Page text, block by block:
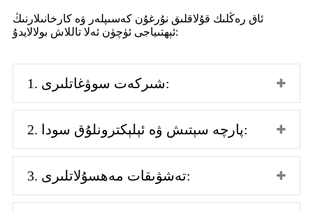
ئاق رەڭلىك قۇلاقلىق نۇرغۇن كەسىپلەر ۋە كارخانىلارنىڭ
ئېھتىياجى ئۈچۈن ئەلا تاللاش بولالايدۇ:
1. شىركەت سوۋغاتلىرى:
2. پارچە سېتىش ۋە ئېلېكترونلۇق سودا:
3. تەشۋىقات مەھسۇلاتلىرى: